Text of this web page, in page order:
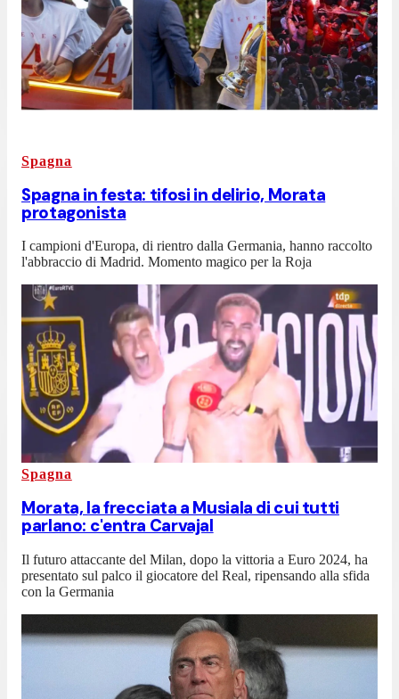
Spagna
Spagna in festa: tifosi in delirio, Morata
protagonista
I campioni d'Europa, di rientro dalla Germania, hanno raccolto
l'abbraccio di Madrid. Momento magico per la Roja
Spagna
Morata, la frecciata a Musiala di cui tutti
parlano: c'entra Carvajal
Il futuro attaccante del Milan, dopo la vittoria a Euro 2024, ha
presentato sul palco il giocatore del Real, ripensando alla sfida
con la Germania